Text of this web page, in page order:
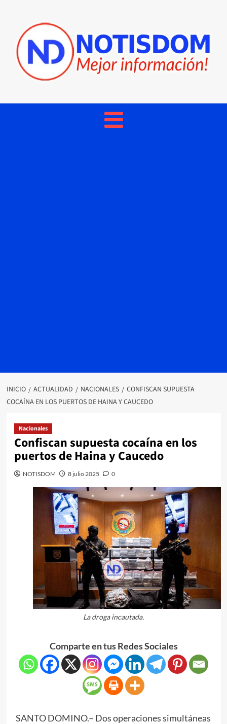
INICIO ACTUALIDAD NACIONALES
CONFISCAN SUPUESTA
COCAÍNA EN LOS PUERTOS DE HAINA Y CAUCEDO
Nacionales
Confiscan supuesta cocaína en los
puertos de Haina y Caucedo
NOTISDOM 8 julio 2025 0
La droga incautada.
Comparte en tus Redes Sociales
SANTO DOMINO.– Dos operaciones simultáneas